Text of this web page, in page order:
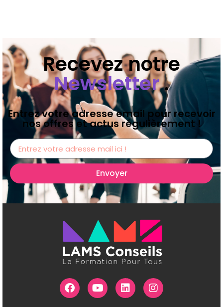
Recevez notre
Newsletter.
Entrez votre adresse email pour recevoir
nos offres et actus régulièrement !
Envoyer